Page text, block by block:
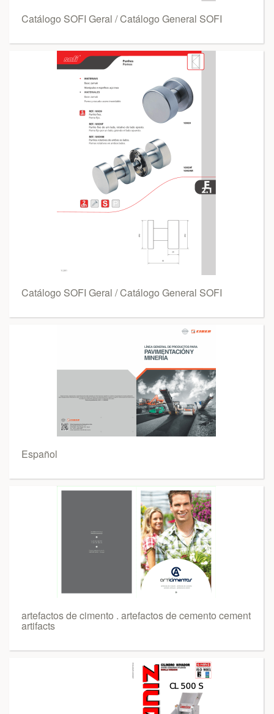
Catálogo SOFI Geral / Catálogo General SOFI
Catálogo SOFI Geral / Catálogo General SOFI
Español
artefactos de cimento . artefactos de cemento cement
artifacts